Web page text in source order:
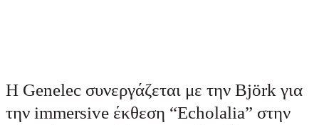
Η Genelec συνεργάζεται με την Björk για
την immersive έκθεση “Echolalia” στην